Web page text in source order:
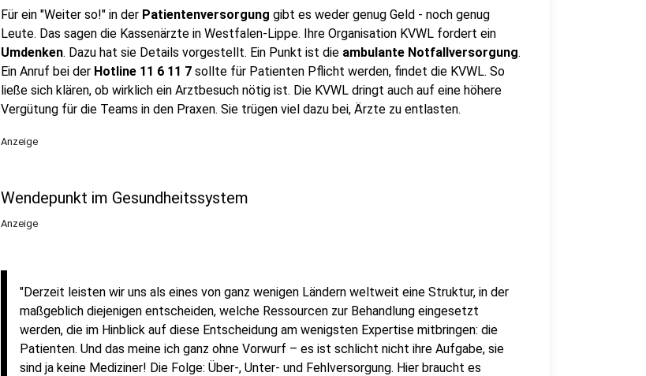
Für ein "Weiter so!" in der Patientenversorgung gibt es weder genug Geld - noch genug
Leute. Das sagen die Kassenärzte in Westfalen-Lippe. Ihre Organisation KVWL fordert ein
Umdenken. Dazu hat sie Details vorgestellt. Ein Punkt ist die ambulante Notfallversorgung.
Ein Anruf bei der Hotline 11 6 11 7 sollte für Patienten Pflicht werden, findet die KVWL. So
ließe sich klären, ob wirklich ein Arztbesuch nötig ist. Die KVWL dringt auch auf eine höhere
Vergütung für die Teams in den Praxen. Sie trügen viel dazu bei, Ärzte zu entlasten.
Anzeige
Wendepunkt im Gesundheitssystem
Anzeige
"Derzeit leisten wir uns als eines von ganz wenigen Ländern weltweit eine Struktur, in der
maßgeblich diejenigen entscheiden, welche Ressourcen zur Behandlung eingesetzt
werden, die im Hinblick auf diese Entscheidung am wenigsten Expertise mitbringen: die
Patienten. Und das meine ich ganz ohne Vorwurf – es ist schlicht nicht ihre Aufgabe, sie
sind ja keine Mediziner! Die Folge: Über-, Unter- und Fehlversorgung. Hier braucht es